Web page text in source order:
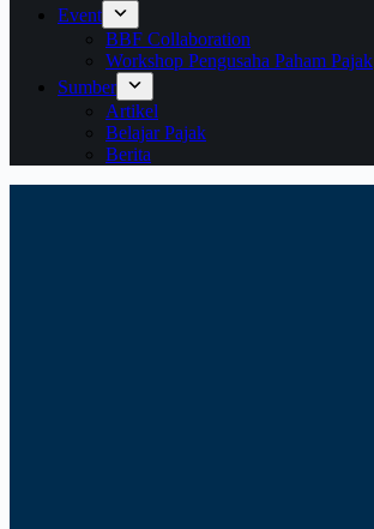
Event
BBF Collaboration
Workshop Pengusaha Paham Pajak
Sumber
Artikel
Belajar Pajak
Berita